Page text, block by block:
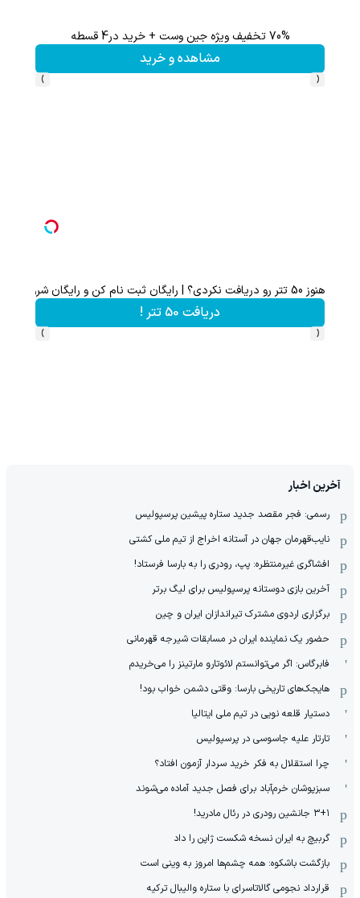
70% تخفیف ویژه جین وست + خرید در4 قسطه
مشاهده و خرید
‹
›
هنوز 50 تتر رو دریافت نکردی؟ | رایگان ثبت نام کن و رایگان شروع کن!
دریافت 50 تتر !
‹
›
آخرین اخبار
رسمی: فجر مقصد جدید ستاره پیشین پرسپولیس
نایب‌قهرمان جهان در آستانه اخراج از تیم ملی کشتی
افشاگری غیرمنتظره: پپ، رودری را به بارسا فرستاد!
آخرین بازی دوستانه پرسپولیس برای لیگ برتر
برگزاری اردوی مشترک تیراندازان ایران و چین
حضور یک نماینده ایران در مسابقات شیرجه قهرمانی
فابرگاس: اگر می‌توانستم لائوتارو مارتینز را می‌خریدم
هایجک‌های تاریخی بارسا: وقتی دشمن خواب بود!
دستیار قلعه نویی در تیم ملی ایتالیا
تارتار علیه جاسوسی در پرسپولیس
چرا استقلال به فکر خرید سردار آزمون افتاد؟
سبزپوشان خرم‌آباد برای فصل جدید آماده می‌شوند
۳+۱ جانشین رودری در رئال مادرید!
گربیچ به ایران نسخه شکست ژاپن را داد
بازگشت باشکوه: همه چشم‌ها امروز به وینی است
قرارداد نجومی گالاتاسرای با ستاره والیبال ترکیه